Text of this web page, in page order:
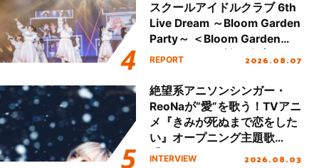
スクールアイドルクラブ 6th
Live Dream ～Bloom Garden
Party～ ＜Bloom Garden
Party Stage／埼玉公演＞”
REPORT 2026.08.07
絶望系アニソンシンガー・
ReoNaが“愛”を歌う！TVアニ
メ『きみが死ぬまで恋をした
い』オープニング主題歌
「Amore」インタビュー
INTERVIEW 2026.08.03